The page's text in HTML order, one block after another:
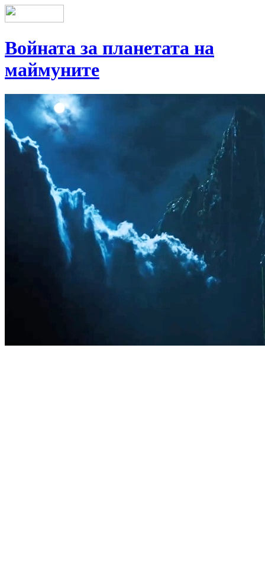
Войната за планетата на
маймуните